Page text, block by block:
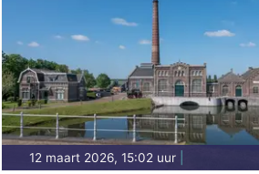
12 maart 2026, 15:02 uur|